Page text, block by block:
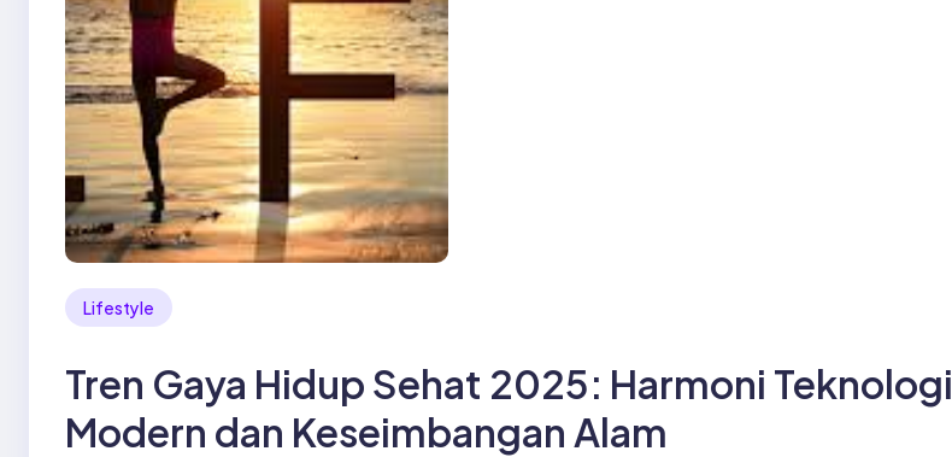
Lifestyle
Tren Gaya Hidup Sehat 2025: Harmoni Teknologi
Modern dan Keseimbangan Alam